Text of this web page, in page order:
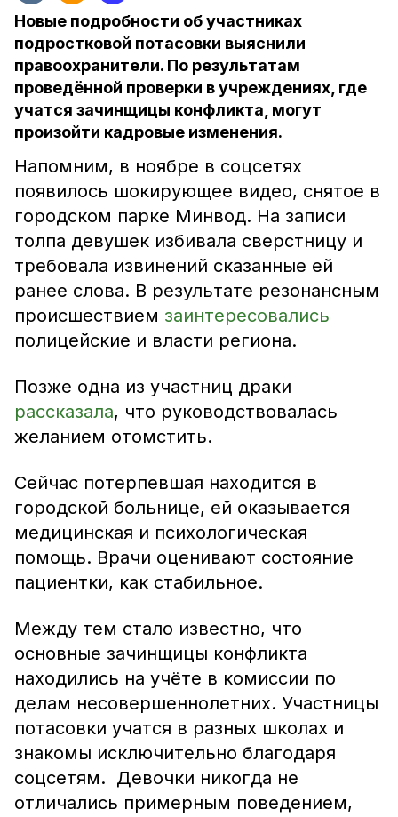
Новые подробности об участниках
подростковой потасовки выяснили
правоохранители. По результатам
проведённой проверки в учреждениях, где
учатся зачинщицы конфликта, могут
произойти кадровые изменения.
Напомним, в ноябре в соцсетях
появилось шокирующее видео, снятое в
городском парке Минвод. На записи
толпа девушек избивала сверстницу и
требовала извинений сказанные ей
ранее слова. В результате резонансным
происшествием заинтересовались
полицейские и власти региона.
Позже одна из участниц драки
рассказала, что руководствовалась
желанием отомстить.
Сейчас потерпевшая находится в
городской больнице, ей оказывается
медицинская и психологическая
помощь. Врачи оценивают состояние
пациентки, как стабильное.
Между тем стало известно, что
основные зачинщицы конфликта
находились на учёте в комиссии по
делам несовершеннолетних. Участницы
потасовки учатся в разных школах и
знакомы исключительно благодаря
соцсетям. Девочки никогда не
отличались примерным поведением,